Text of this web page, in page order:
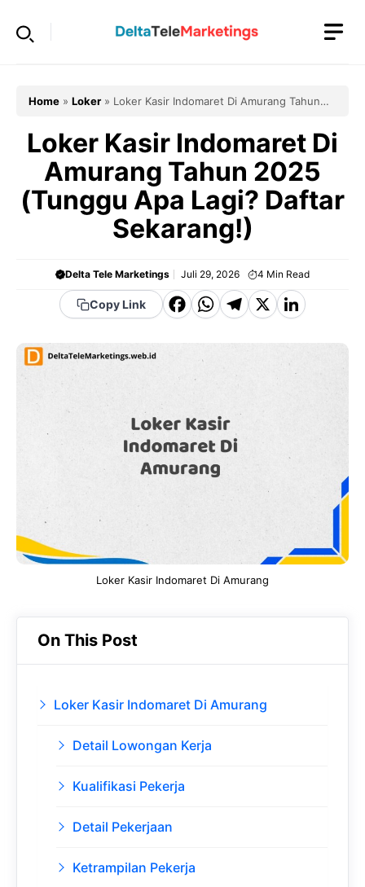
Home » Loker » Loker Kasir Indomaret Di Amurang Tahun
Loker Kasir Indomaret Di
Amurang Tahun 2025
(Tunggu Apa Lagi? Daftar
Sekarang!)
Delta Tele Marketings Juli 29, 2026 4 Min Read
Copy Link
F
e
o
o
W
a
t
s
A
p
T
g
a
m
X Li
k
e
Loker Kasir Indomaret Di Amurang
On This Post
Loker Kasir Indomaret Di Amurang
Detail Lowongan Kerja
Kualifikasi Pekerja
Detail Pekerjaan
Ketrampilan Pekerja